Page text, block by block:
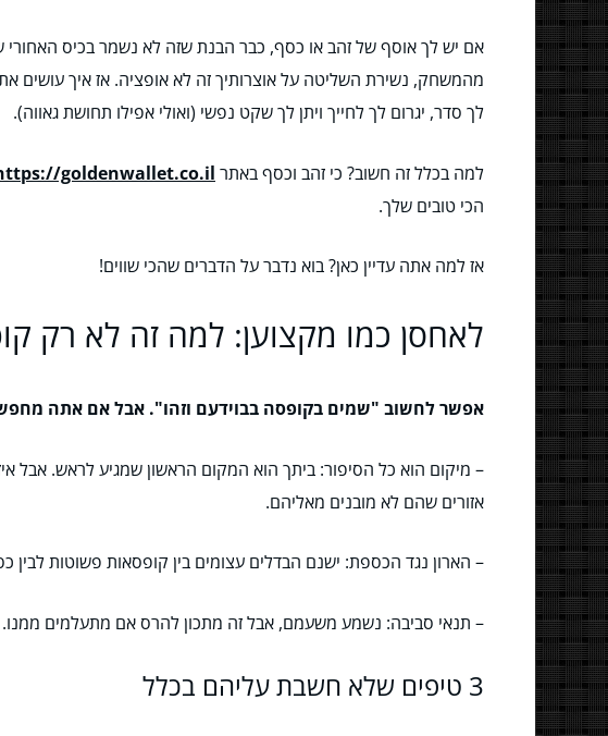
אם יש לך אוסף של זהב או כסף, כבר הבנת שזה לא נשמר בכיס האחורי
מהמשחק, נשירת השליטה על אוצרותיך זה לא אופציה. אז איך עושים
לך סדר, יגרום לך לחייך ויתן לך שקט נפשי (ואולי אפילו תחושת גאווה).
למה בכלל זה חשוב? כי זהב וכסף באתר goldenwallet.co.il
הכי טובים שלך.
אז למה אתה עדיין כאן? בוא נדבר על הדברים שהכי שווים!
לאחסן כמו מקצוען: למה זה לא רק
אפשר לחשוב "שמים בקופסה בבוידעם וזהו". אבל אם אתה
– מיקום הוא כל הסיפור: ביתך הוא המקום הראשון שמגיע לראש. אבל
אזורים שהם לא מובנים מאליהם.
– הארון נגד הכספת: ישנם הבדלים עצומים בין קופסאות פשוטות
– תנאי סביבה: נשמע משעמם, אבל זה מתכון להרס אם מתעלמים ממנו.
3 טיפים שלא חשבת עליהם בכלל